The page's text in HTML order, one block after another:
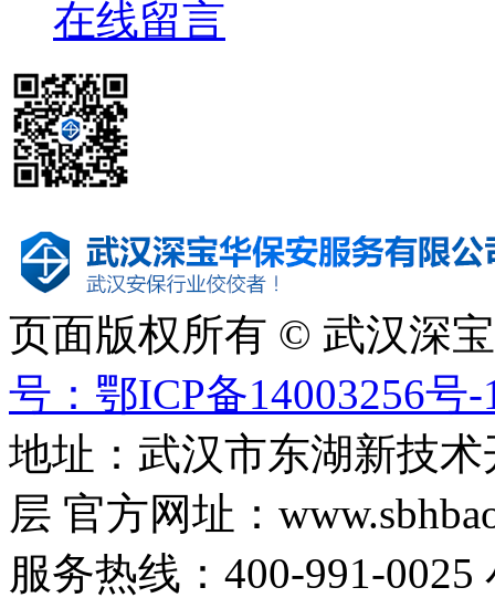
在线留言
页面版权所有 © 武汉深
号：鄂ICP备14003256号-
地址：武汉市东湖新技
层 官方网址：
服务热线：400-991-